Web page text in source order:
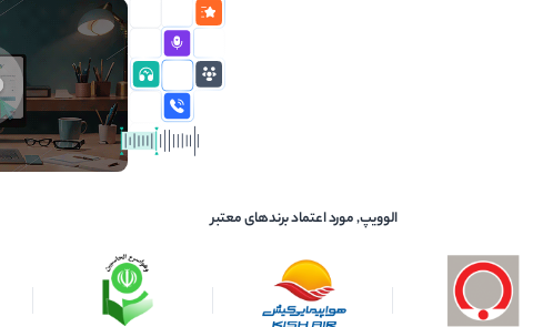
الوویپ, مورد اعتماد برندهای معتبر